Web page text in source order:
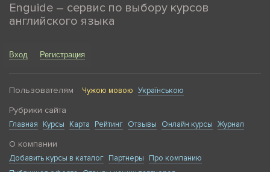
Enguide – сервис по выбору курсов
английского языка
Вход Регистрация
Пользователям Чужою мовою Українською
Рубрики сайта
Главная Курсы Карта Рейтинг Отзывы Онлайн курсы Журнал
О компании
Добавить курсы в каталог Партнеры
Про компанию